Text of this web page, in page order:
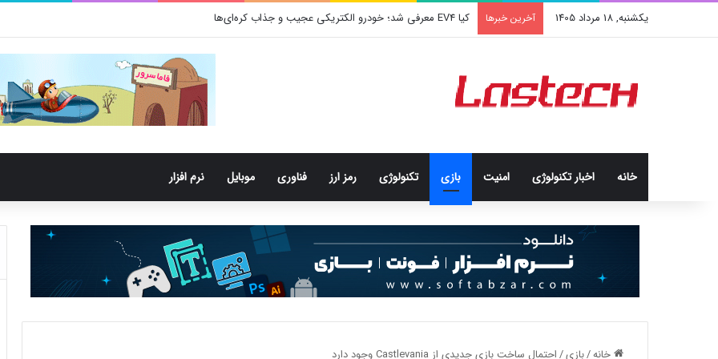
یکشنبه, 18 مرداد 1405 آخرین خبرها کیا EV4 معرفی شد؛ خودرو الکتریکی عجیب و جذاب کره‌ای‌ها
خانه اخبار تکنولوژی امنيت بازی تکنولوژی رمز ارز فناوری موبایل نرم افزار
خانه/بازی/احتمال ساخت بازی جدیدی از Castlevania وجود دارد